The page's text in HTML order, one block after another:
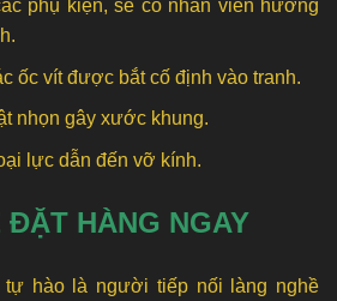
phụ kiện, sẽ có nhân viên hướng
ốc vít được bắt cố định vào tranh.
nhọn gây xước khung.
lực dẫn đến vỡ kính.
ĐẶT HÀNG NGAY
hào là người tiếp nối làng nghề